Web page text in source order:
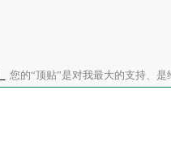
您的“顶贴”是对我最大的支持、